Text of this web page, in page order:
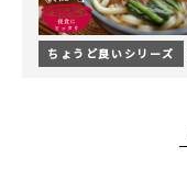
ちょうど良いシリーズ